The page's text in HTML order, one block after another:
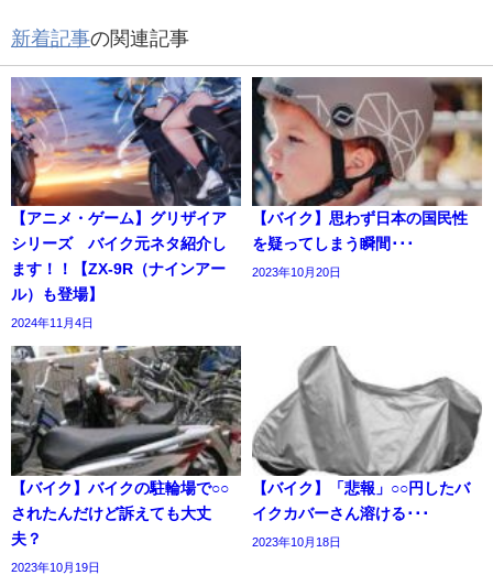
新着記事の関連記事
【アニメ・ゲーム】グリザイア
シリーズ バイク元ネタ紹介し
ます！！【ZX-9R（ナインアー
ル）も登場】
2024年11月4日
【バイク】思わず日本の国民性
を疑ってしまう瞬間･･･
2023年10月20日
【バイク】バイクの駐輪場で○○
されたんだけど訴えても大丈
夫？
2023年10月19日
【バイク】「悲報」○○円したバ
イクカバーさん溶ける･･･
2023年10月18日